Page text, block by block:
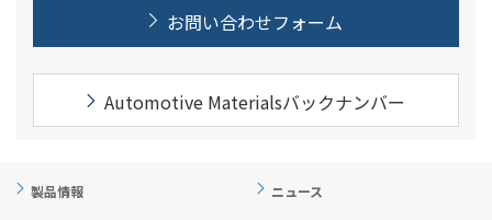
お問い合わせフォーム
Automotive Materialsバックナンバー
製品情報 ニュース